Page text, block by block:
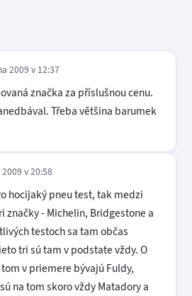
2009 v 12:37
značka za příslušnou cenu.
Třeba většina barumek
v 20:58
hocijaký pneu test, tak medzi
značky - Michelin, Bridgestone a
testoch sa tam občas
tri sú tam v podstate vždy. O
v priemere bývajú Fuldy,
na tom skoro vždy Matadory a